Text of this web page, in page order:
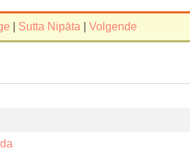
Sutta Nipāta Volgende